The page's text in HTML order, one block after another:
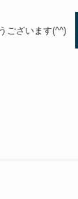
ございます(^^)